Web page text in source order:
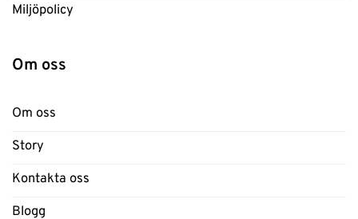
Miljöpolicy
Om oss
Om oss
Story
Kontakta oss
Blogg